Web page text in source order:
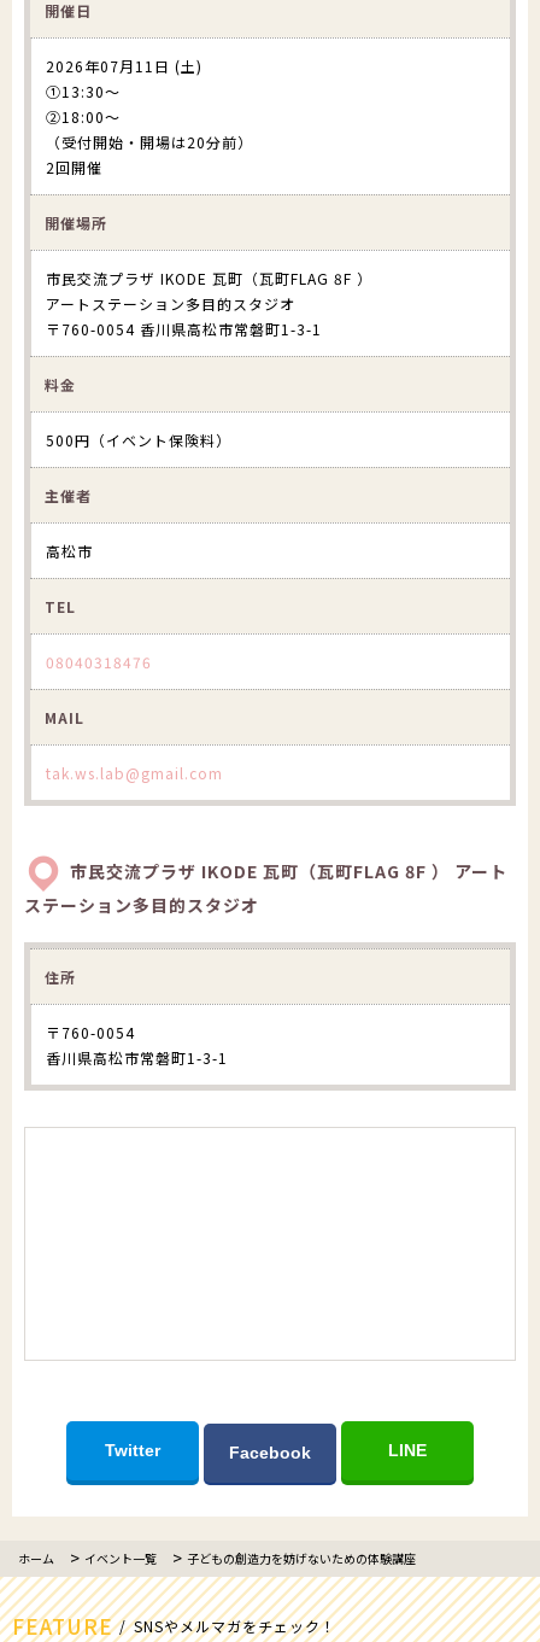
開催日
2026年07月11日 (土)
①13:30〜
②18:00〜
（受付開始・開場は20分前）
2回開催
開催場所
市民交流プラザ IKODE 瓦町（瓦町FLAG 8F ）
アートステーション多目的スタジオ
〒760-0054 香川県高松市常磐町1-3-1
料金
500円（イベント保険料）
主催者
高松市
TEL
08040318476
MAIL
tak.ws.lab@gmail.com
市民交流プラザ IKODE 瓦町（瓦町FLAG 8F ） アート
ステーション多目的スタジオ
住所
〒760-0054
香川県高松市常磐町1-3-1
Twitter Facebook LINE
ホーム イベント一覧 子どもの創造力を妨げないための体験講座
FEATURE SNSやメルマガをチェック！